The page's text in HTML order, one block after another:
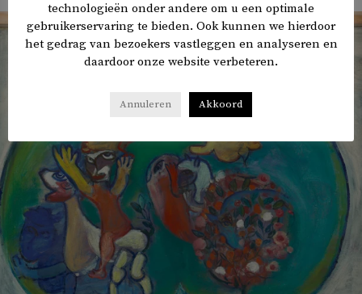
technologieën onder andere om u een optimale
gebruikerservaring te bieden. Ook kunnen we hierdoor
het gedrag van bezoekers vastleggen en analyseren en
daardoor onze website verbeteren.
Annuleren Akkoord